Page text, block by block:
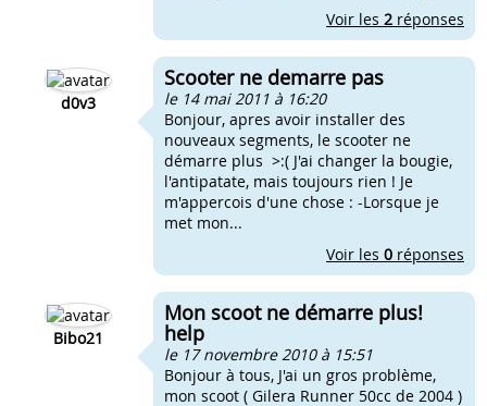
Voir les 2 réponses
d0v3
Scooter ne demarre pas
le 14 mai 2011 à 16:20
Bonjour, apres avoir installer des
nouveaux segments, le scooter ne
démarre plus >:( J'ai changer la bougie,
l'antipatate, mais toujours rien ! Je
m'appercois d'une chose : -Lorsque je
met mon...
Voir les 0 réponses
Bibo21
Mon scoot ne démarre plus!
help
le 17 novembre 2010 à 15:51
Bonjour à tous, J'ai un gros problème,
mon scoot ( Gilera Runner 50cc de 2004 )